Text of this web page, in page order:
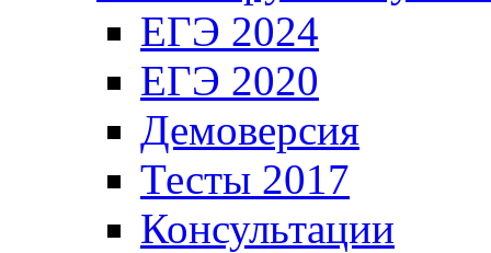
ЕГЭ 2024
ЕГЭ 2020
Демоверсия
Тесты 2017
Консультации